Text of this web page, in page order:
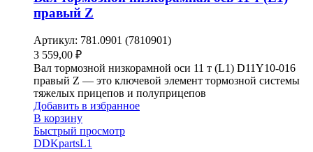
правый Z
Артикул: 781.0901 (7810901)
3 559,00 ₽
Вал тормозной низкорамной оси 11 т (L1) D11Y10-016
правый Z — это ключевой элемент тормозной системы
тяжелых прицепов и полуприцепов
Добавить в избранное
В корзину
Быстрый просмотр
DDKpartsL1